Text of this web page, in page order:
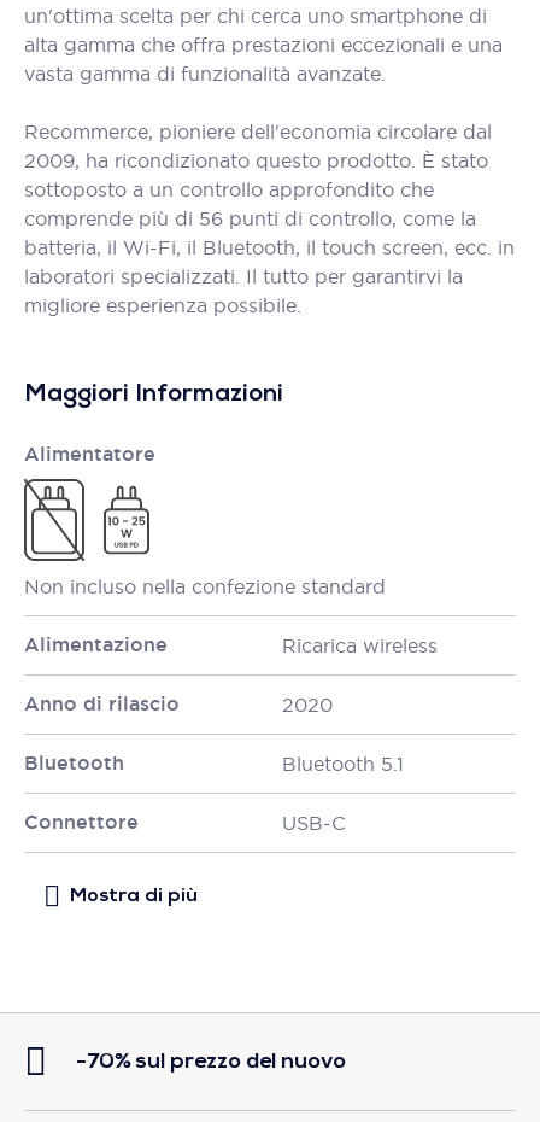
un'ottima scelta per chi cerca uno smartphone di
alta gamma che offra prestazioni eccezionali e una
vasta gamma di funzionalità avanzate.
Recommerce, pioniere dell'economia circolare dal
2009, ha ricondizionato questo prodotto. È stato
sottoposto a un controllo approfondito che
comprende più di 56 punti di controllo, come la
batteria, il Wi-Fi, il Bluetooth, il touch screen, ecc. in
laboratori specializzati. Il tutto per garantirvi la
migliore esperienza possibile.
Maggiori Informazioni
Alimentatore
Non incluso nella confezione standard
Alimentazione Ricarica wireless
Anno di rilascio 2020
Bluetooth Bluetooth 5.1
Connettore USB-C
-70% sul prezzo del nuovo